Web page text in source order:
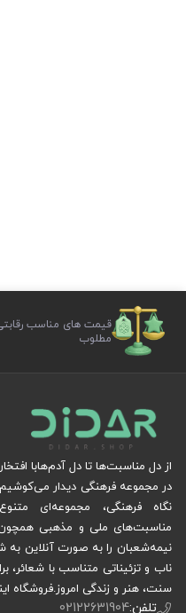
قیمت های مناسب
مطلوب
از دل مناسبت‌ها تا دل آدم‌هابا افتخار
در مجموعه فرهنگی دیدار می‌کوشیم
نگاه فرهنگی، مجموعه‌ای
مناسبت‌های ملی و مذهبی همچون
نیمه‌شعبان را به صورت آنلاین به
ناب و تزئیناتی متناسب با شعائر،
سنت، هنر و زندگی امروز.فروشگاه
تلفن:02122631904